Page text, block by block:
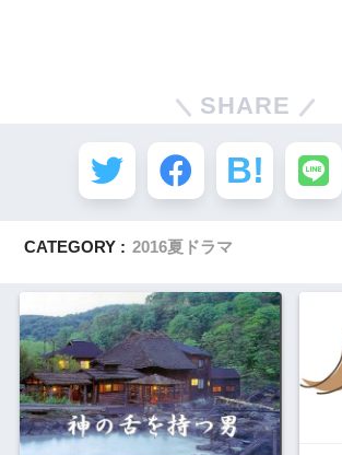
SHARE
CATEGORY : 2016夏ドラマ